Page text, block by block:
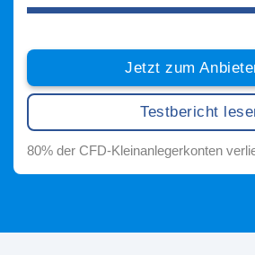
Jetzt zum
Testbericht
80% der CFD-Kleinanlegerkonten